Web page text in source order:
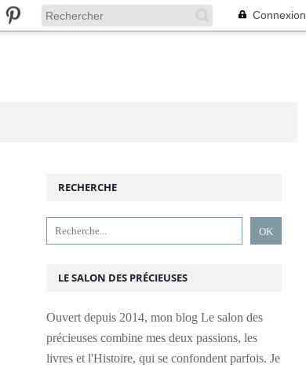
Connexion
RECHERCHE
LE SALON DES PRÉCIEUSES
Ouvert depuis 2014, mon blog Le salon des
précieuses combine mes deux passions, les
livres et l'Histoire, qui se confondent parfois. Je